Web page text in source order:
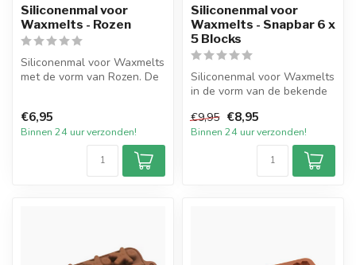
Siliconenmal voor
Waxmelts - Rozen
Siliconenmal voor Waxmelts
met de vorm van Rozen. De
€6,95
Binnen 24 uur verzonden!
Siliconenmal voor
Waxmelts - Snapbar 6 x
5 Blocks
Siliconenmal voor Waxmelts
in de vorm van de bekende
ma...
€9,95 €8,95
Binnen 24 uur verzonden!